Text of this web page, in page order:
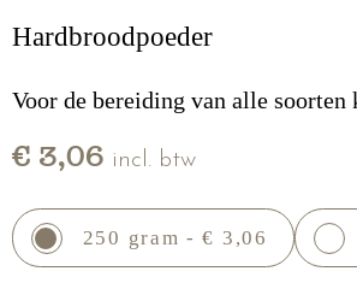
Hardbroodpoeder
Voor de bereiding van alle soorten
€ 3,06 incl. btw
250 gram - € 3,06